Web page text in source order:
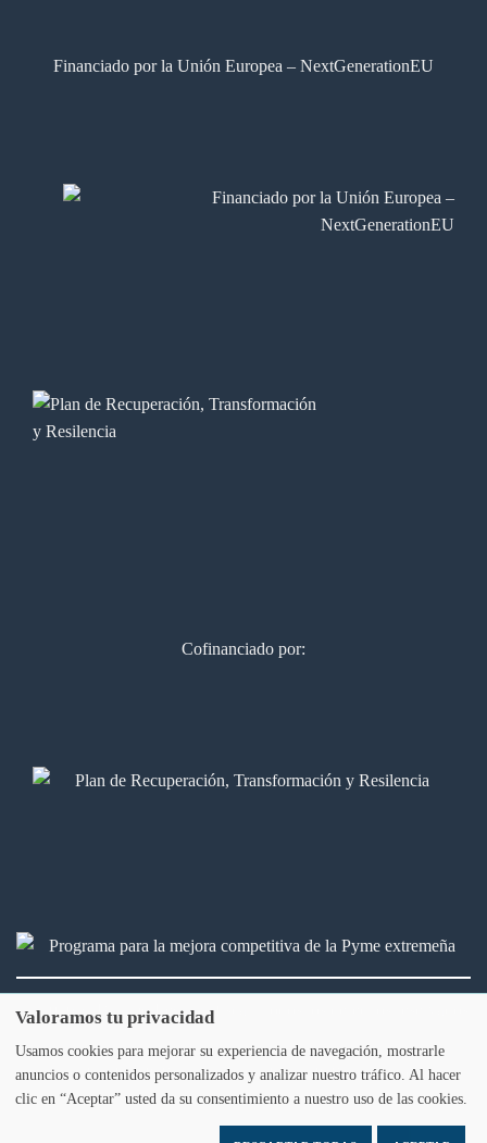
Financiado por la Unión Europea – NextGenerationEU
Cofinanciado por:
2026 © Bálamo Legal & fiscal. Todos los derechos reservados
Aviso legal Política de privacidad Política de Cookies
Valoramos tu privacidad
Usamos cookies para mejorar su experiencia de navegación, mostrarle
anuncios o contenidos personalizados y analizar nuestro tráfico. Al hacer
clic en “Aceptar” usted da su consentimiento a nuestro uso de las cookies.